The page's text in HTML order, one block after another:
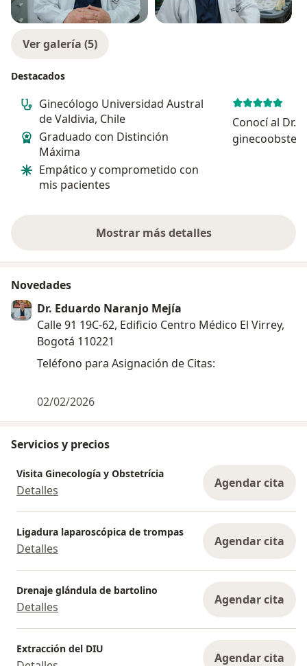
Ver galería (5)
Destacados
Ginecólogo Universidad Austral
de Valdivia, Chile
Graduado con Distinción
Máxima
Empático y comprometido con
mis pacientes
Conocí al Dr.
Mostrar más detalles
sobre la experiencia
Novedades
Dr. Eduardo Naranjo Mejía
Calle 91 19C-62, Edificio Centro Médico El Virrey,
Bogotá 110221
Teléfono para Asignación de Citas:
02/02/2026
Servicios y precios
Visita Ginecología y Obstetrícia
Detalles Agendar cita
Ligadura laparoscópica de trompas
Detalles Agendar cita
Drenaje glándula de bartolino
Detalles Agendar cita
Extracción del DIU
Agendar cita